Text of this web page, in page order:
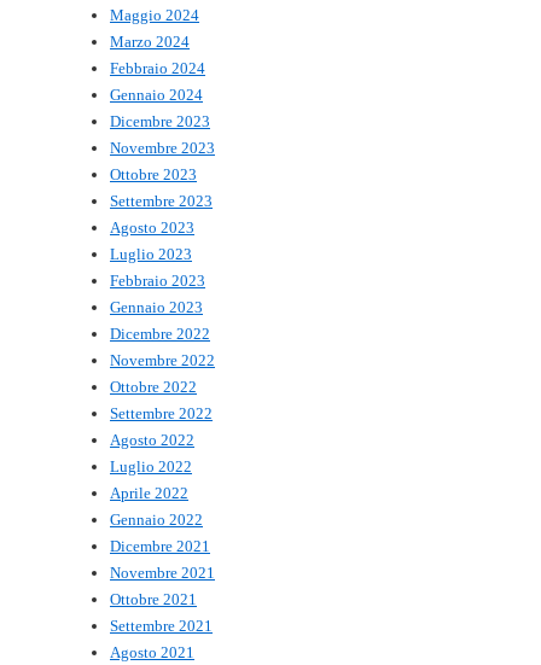
Maggio 2024
Marzo 2024
Febbraio 2024
Gennaio 2024
Dicembre 2023
Novembre 2023
Ottobre 2023
Settembre 2023
Agosto 2023
Luglio 2023
Febbraio 2023
Gennaio 2023
Dicembre 2022
Novembre 2022
Ottobre 2022
Settembre 2022
Agosto 2022
Luglio 2022
Aprile 2022
Gennaio 2022
Dicembre 2021
Novembre 2021
Ottobre 2021
Settembre 2021
Agosto 2021